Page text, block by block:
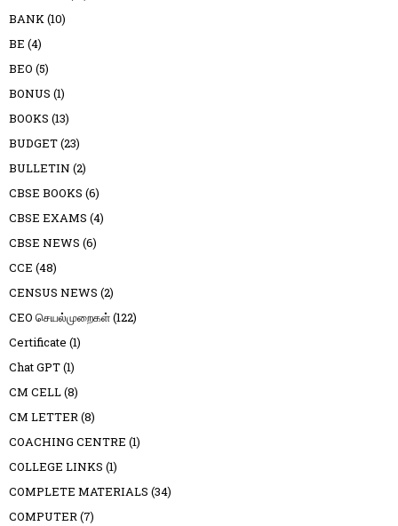
BANK(10)
BE (4)
BEO (5)
BONUS (1)
BOOKS (13)
BUDGET(23)
BULLETIN (2)
CBSE BOOKS (6)
CBSE EXAMS (4)
CBSE NEWS (6)
CCE (48)
CENSUS NEWS (2)
CEO செயல்முறைகள்(122)
Certificate (1)
Chat GPT(1)
CM CELL(8)
CM LETTER(8)
COACHING CENTRE (1)
COLLEGE LINKS (1)
COMPLETE MATERIALS (34)
COMPUTER(7)